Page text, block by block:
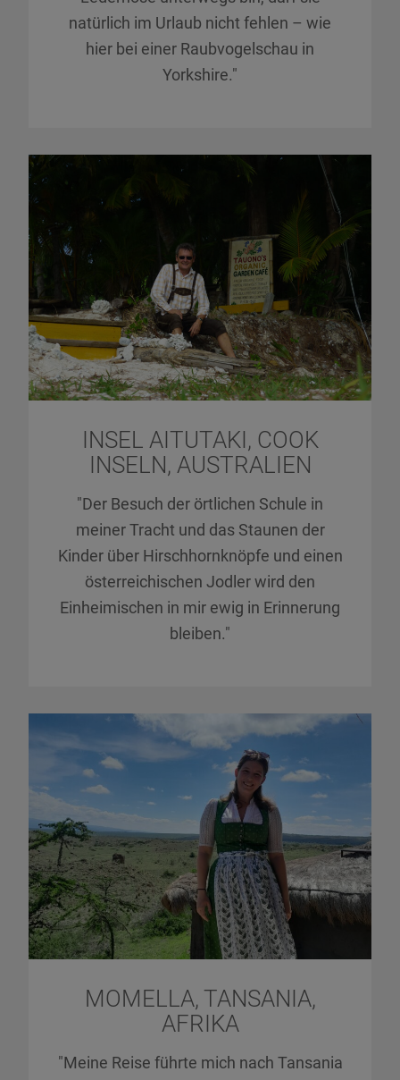
natürlich im Urlaub nicht fehlen – wie
hier bei einer Raubvogelschau in
Yorkshire."
INSEL AITUTAKI, COOK
INSELN, AUSTRALIEN
"Der Besuch der örtlichen Schule in
meiner Tracht und das Staunen der
Kinder über Hirschhornknöpfe und einen
österreichischen Jodler wird den
Einheimischen in mir ewig in Erinnerung
bleiben."
MOMELLA, TANSANIA,
AFRIKA
"Meine Reise führte mich nach Tansania